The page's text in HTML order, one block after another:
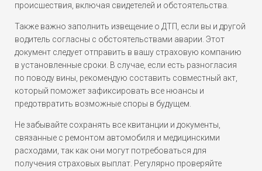
происшествия, включая свидетелей и обстоятельства.
Также важно заполнить извещение о ДТП, если вы и другой
водитель согласны с обстоятельствами аварии. Этот
документ следует отправить в вашу страховую компанию
в установленные сроки. В случае, если есть разногласия
по поводу вины, рекомендую составить совместный акт,
который поможет зафиксировать все нюансы и
предотвратить возможные споры в будущем.
Не забывайте сохранять все квитанции и документы,
связанные с ремонтом автомобиля и медицинскими
расходами, так как они могут потребоваться для
получения страховых выплат. Регулярно проверяйте